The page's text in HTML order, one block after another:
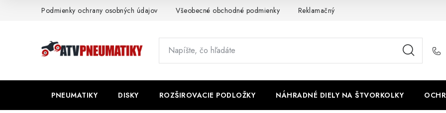
Podmienky ochrany osobných údajov Všeobecné obchodné podmienky Reklamačný poriadok - formulár
PNEUMATIKY DISKY ROZŠIROVACIE PODLOŽKY NÁHRADNÉ DIELY NA ŠTVORKOLKY